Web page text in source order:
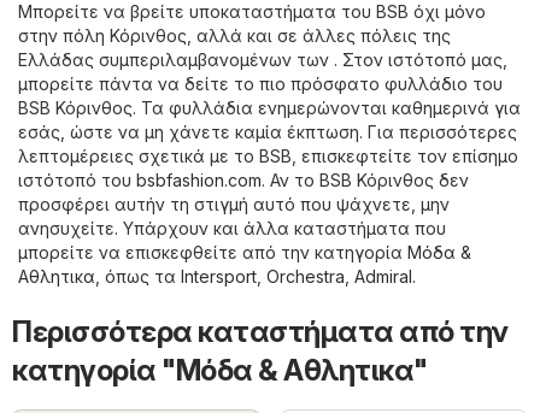
Μπορείτε να βρείτε υποκαταστήματα του BSB όχι μόνο
στην πόλη Κόρινθος, αλλά και σε άλλες πόλεις της
Ελλάδας συμπεριλαμβανομένων των . Στον ιστότοπό μας,
μπορείτε πάντα να δείτε το πιο πρόσφατο φυλλάδιο του
BSB Κόρινθος. Τα φυλλάδια ενημερώνονται καθημερινά για
εσάς, ώστε να μη χάνετε καμία έκπτωση. Για περισσότερες
λεπτομέρειες σχετικά με το BSB, επισκεφτείτε τον επίσημο
ιστότοπό του bsbfashion.com. Αν το BSB Κόρινθος δεν
προσφέρει αυτήν τη στιγμή αυτό που ψάχνετε, μην
ανησυχείτε. Υπάρχουν και άλλα καταστήματα που
μπορείτε να επισκεφθείτε από την κατηγορία Μόδα &
Aθλητικα , όπως τα Intersport Orchestra Admiral.
Περισσότερα καταστήματα από την
κατηγορία "Μόδα & Aθλητικα"